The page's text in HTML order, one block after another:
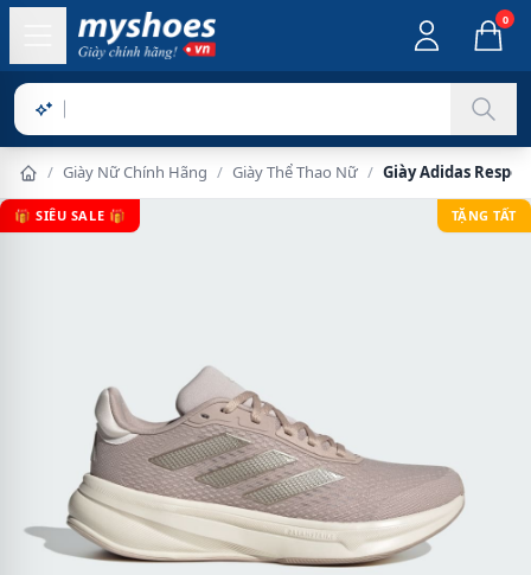
0
Sản p
/ Giày Nữ Chính Hãng / Giày Thể Thao Nữ / Giày Adidas
🎁 SIÊU SALE 🎁 TẶNG TẤT